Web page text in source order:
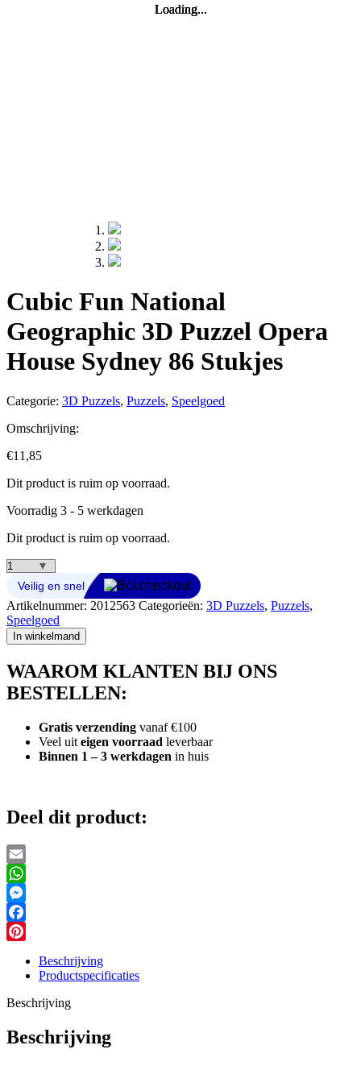
Loading...
Loading...
Loading...
Loading...
Cubic Fun National
Geographic 3D Puzzel Opera
House Sydney 86 Stukjes
Categorie: 3D Puzzels, Puzzels, Speelgoed
Omschrijving:
€11,85
Dit product is ruim op voorraad.
Voorradig 3 - 5 werkdagen
Dit product is ruim op voorraad.
Cubic
Fun
National
Geographic
3D
Puzzel
House
Sydney
86
aantal
Artikelnummer: 2012563 Categorieën: 3D Puzzels, Puzzels,
Speelgoed
In winkelmand
WAAROM KLANTEN BIJ ONS
BESTELLEN:
Gratis verzending vanaf €100
Veel uit eigen voorraad leverbaar
Binnen 1 – 3 werkdagen in huis
Deel dit product:
Email
WhatsApp
Messenger
Facebook
Beschrijving
Productspecificaties
Beschrijving
Beschrijving